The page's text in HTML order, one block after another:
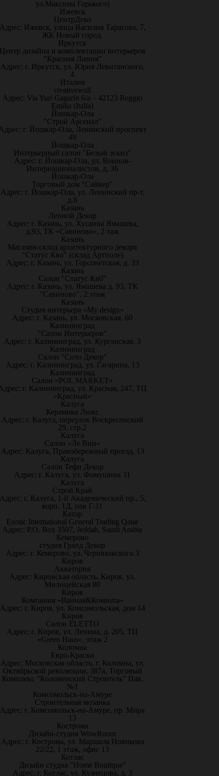
ул.Максима Горького)
Ижевск
ЦентрДеко
Ижевск, улица Василия Тарасова, 7,
ЖК Новый город.
Иркутск
дизайна и комплектации интерьеров
"Красная Линия"
Адрес: г. Иркутск, ул. Юрия Левитанского,
4
Италия
creativewall
Адрес: Via Yuri Gagarin 6/a – 42123 Reggio
Emilia (Italia)
Йошкар-Ола
"Строй Арсенал"
г. Йошкар-Ола, Ленинский проспект
49
Йошкар-Ола
Интерьерный салон "Белый эскиз"
Адрес: г. Йошкар-Ола, ул. Воинов-
Интернационалистов, д. 36
Йошкар-Ола
Торговый дом "Сайвер"
Адрес: г. Йошкар-Ола, ул. Ленинский пр-т,
д.8
Казань
Лепной Декор
Адрес: г. Казань, ул. Хусаина Ямашева,
д.93, ТК «Савиново», 2 таж
Казань
Магазин-склад архитектурного декора
"Статус Кво" (склад Артполе)
Адрес: г. Казань, ул. Горсоветская, д. 33
Казань
Салон "Статус Кв0"
Адрес: г. Казань, ул. Ямашева д. 93, ТК
"Савиново", 2 этаж
Казань
Студия интерьера «My design»
Адрес: г. Казань, ул. Московская, 60
Калининград
"Салон Интерьеров"
Адрес: г. Калининград, ул. Курганская, 3
Калининград
Салон "Соло Декор"
Адрес: г. Калининград, ул. Гагарина, 13
Калининград
Салон «POL MARKET»
г. Калининград, ул. Красная, 247, ТЦ
«Красный»
Калуга
Керамика Люкс
Адрес: г. Калуга, переулок Воскресенский
29, стр.2
Калуга
Салон «Ле Вин»
Адрес: Калуга, Правобережный проезд, 13
Калуга
Салон Тефи Декор
Адрес: г. Калуга, ул. Фомушина 31
Калуга
Строй Край
г. Калуга, 1-й Академический пр., 5,
корп. 1Д, пав Г-11
Катар
Exotic International General Trading Qatar
Адрес: P.O. Box 3507, Jeddah, Saudi Arabia
Кемерово
студия Гранд Декор
Адрес: г. Кемерово, ул. Черняховского 3
Киров
Акватория
Адрес: Кировская область, Киров, ул.
Милицейская 80
Киров
Компания «Ванная&Комната»
Адрес: г. Киров, ул. Комсомольская, дом 14
Киров
Салон ELETTO
Адрес: г. Киров, ул. Ленина, д. 205, ТЦ
«Green Haus», этаж 2
Коломна
Евро-Краски
Адрес: Московская область, г. Коломна, ул.
Октябрьской революции, 387а, Торговый
Комплекс "Коломенский Строитель" Пав.
№1
Комсомольск-на-Амуре
Строительная мозаика
Адрес: г. Комсомольск-на-Амуре, пр. Мира
13
Кострома
Дизайн-студия WowRoom
Адрес: г. Кострома, ул. Маршала Новикова
22/22, 1 этаж, офис 13
Котлас
Дизайн студия "Home Boutique"
Адрес: г. Котлас, ул. Кузнецова, д. 3